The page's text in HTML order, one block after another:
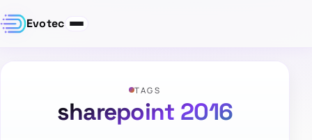
Evotec
TAGS
sharepoint 2016